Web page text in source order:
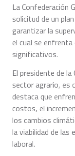
La Confederación
solicitud de un
garantizar la
el cual se
significativos.
El presidente de la
sector agrario, es
destaca que
costos, el
los cambios
la viabilidad de las
laboral.